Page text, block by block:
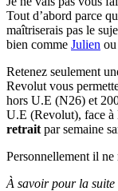
Tout d’abord parce
maîtriserais pas le
bien comme Julien ou
Retenez seulement
Revolut vous
hors U.E (N26) et
U.E (Revolut), face
retrait par semaine
Personnellement il
À savoir pour la